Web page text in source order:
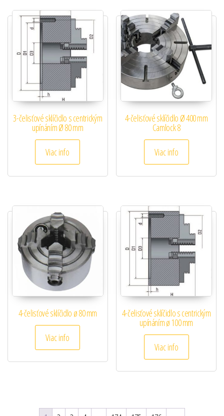
3-čelisťové sklíčidlo s centrickým
upínáním Ø 80 mm
Viac info
4-čelisťové sklíčidlo Ø 400 mm
Camlock 8
Viac info
4-čelisťové sklíčidlo ø 80 mm
Viac info
4-čelisťové sklíčidlo s centrickým
upínáním ø 100 mm
Viac info